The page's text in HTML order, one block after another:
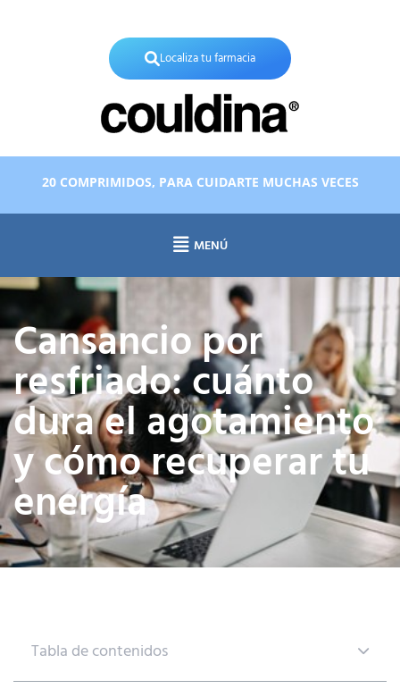
Localiza tu farmacia
20 COMPRIMIDOS, PARA CUIDARTE MUCHAS VECES
MENÚ
Cansancio por
resfriado: cuánto
dura el agotamiento
y cómo recuperar tu
energía
Tabla de contenidos